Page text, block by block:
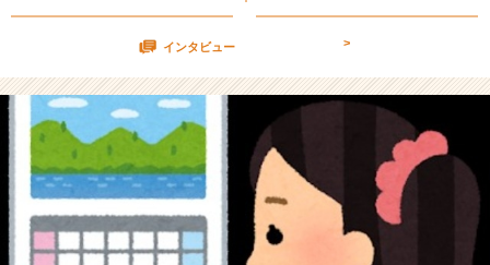
社
ア
デ
ン
テ
ィ
ー
の
インタビュー >